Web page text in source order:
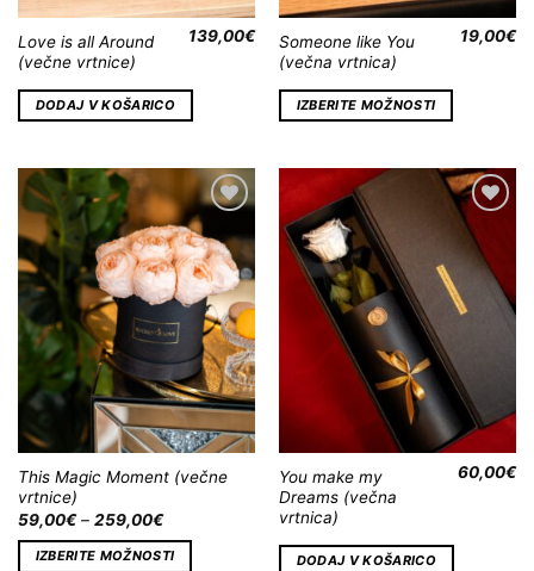
Love is all Around
(večne vrtnice)
139,00€
DODAJ V KOŠARICO
Someone like You
(večna vrtnica)
19,00€
IZBERITE MOŽNOSTI
Dodaj
na
Wishlist
This Magic Moment (večne
vrtnice)
59,00€– 259,00€
IZBERITE MOŽNOSTI
Dodaj
na
Wishlist
You make my
Dreams (večna
vrtnica)
60,00€
DODAJ V KOŠARICO